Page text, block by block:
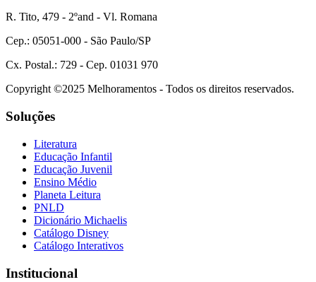
R. Tito, 479 - 2ºand - Vl. Romana
Cep.: 05051-000 - São Paulo/SP
Cx. Postal.: 729 - Cep. 01031 970
Copyright ©2025 Melhoramentos - Todos os direitos reservados.
Soluções
Literatura
Educação Infantil
Educação Juvenil
Ensino Médio
Planeta Leitura
PNLD
Dicionário Michaelis
Catálogo Disney
Catálogo Interativos
Institucional